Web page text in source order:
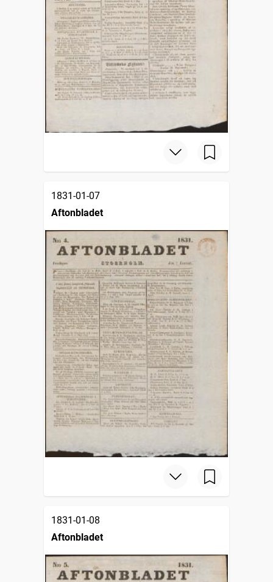
1831-01-07
Aftonbladet
1831-01-08
Aftonbladet